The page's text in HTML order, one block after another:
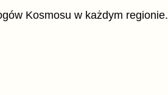
Kosmosu w każdym regionie.